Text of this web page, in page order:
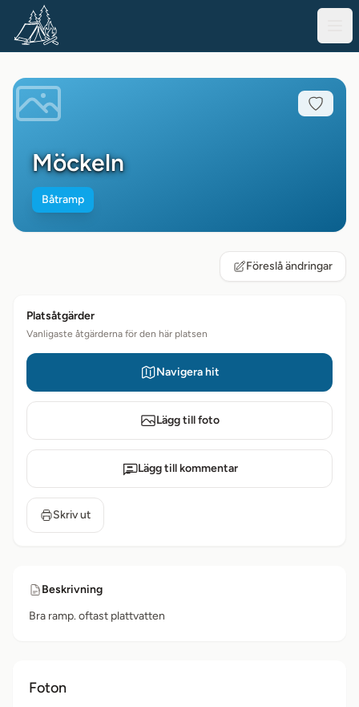
Möckeln
Båtramp
Föreslå ändringar
Platsåtgärder
Vanligaste åtgärderna för den här platsen
Navigera hit
Lägg till foto
Lägg till kommentar
Skriv ut
Beskrivning
Bra ramp. oftast plattvatten
Foton